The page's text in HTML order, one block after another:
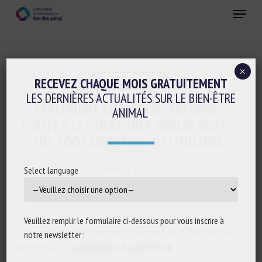
Menu
Réglementation
PARLEMENT EUROPÉEN : RÉPONSE
THE ZOOS DIRECTIVE IN LITHUANIA
Type de document : réponse à la question E-000168/2023
RECEVEZ CHAQUE MOIS GRATUITEMENT
LES DERNIÈRES ACTUALITÉS SUR LE BIEN-ÊTRE
ANIMAL
Select language
Veuillez remplir le formulaire ci-dessous pour vous inscrire à
notre newsletter :
×